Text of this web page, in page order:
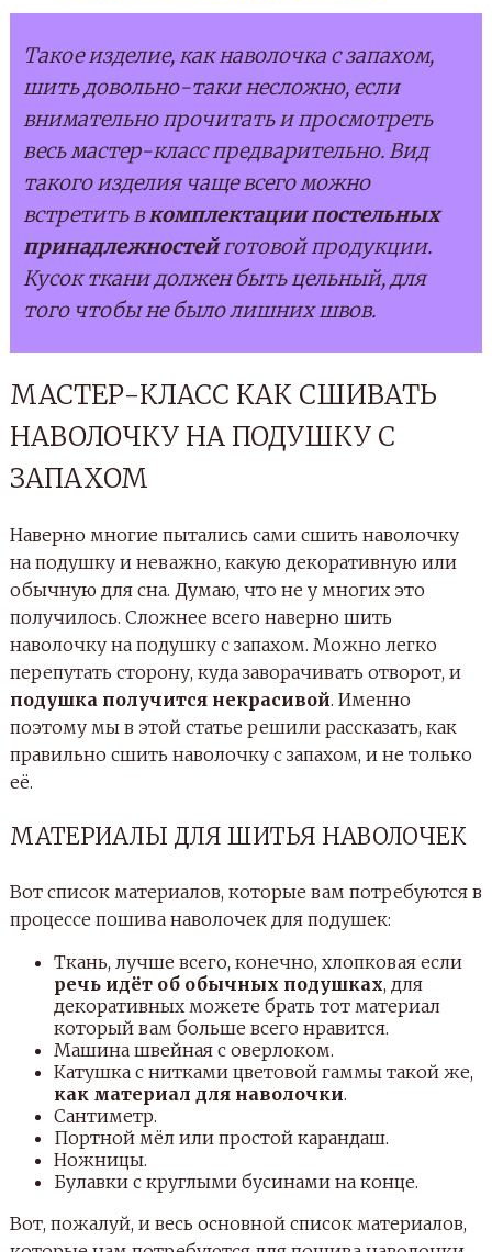
Такое изделие, как наволочка с запахом,
шить довольно-таки несложно, если
внимательно прочитать и просмотреть
весь мастер-класс предварительно. Вид
такого изделия чаще всего можно
встретить вкомплектации постельных
принадлежностейготовой продукции.
Кусок ткани должен быть цельный, для
того чтобы не было лишних швов.
МАСТЕР-КЛАСС КАК СШИВАТЬ
НАВОЛОЧКУ НА ПОДУШКУ С
ЗАПАХОМ
Наверно многие пытались сами сшить наволочку
на подушку и неважно, какую декоративную или
обычную для сна. Думаю, что не у многих это
получилось. Сложнее всего наверно шить
наволочку на подушку с запахом. Можно легко
перепутать сторону, куда заворачивать отворот, и
подушка получится некрасивой. Именно
поэтому мы в этой статье решили рассказать, как
правильно сшить наволочку с запахом, и не только
её.
МАТЕРИАЛЫ ДЛЯ ШИТЬЯ НАВОЛОЧЕК
Вот список материалов, которые вам потребуются в
процессе пошива наволочек для подушек:
Ткань, лучше всего, конечно, хлопковая если
речь идёт об обычных подушках, для
декоративных можете брать тот материал
который вам больше всего нравится.
Машина швейная с оверлоком.
Катушка с нитками цветовой гаммы такой же,
как материал для наволочки.
Сантиметр.
Портной мёл или простой карандаш.
Ножницы.
Булавки с круглыми бусинами на конце.
Вот, пожалуй, и весь основной список материалов,